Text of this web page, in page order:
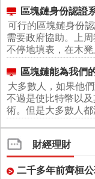
區塊鏈身份認證
可行的區塊鏈身份
需要政府協助。上
不停地填表，在木
區塊鏈能為我們
大多數人，如果他
不過是使比特幣以
術。但是大多數人
財經理財
二千多年前齊桓